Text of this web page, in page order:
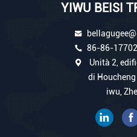
YIWU BEISI
86-86-
Unità 2,
di
iwu,